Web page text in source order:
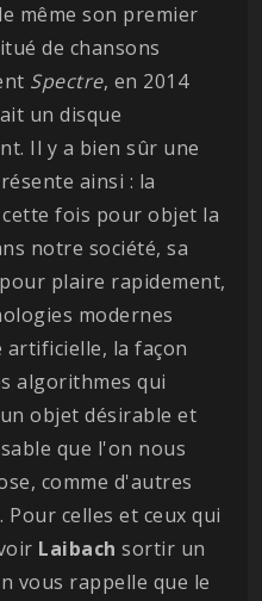
même son premier
de chansons
Spectre, en 2014
un disque
Il y a bien sûr une
ainsi : la
fois pour objet la
notre société, sa
plaire rapidement,
modernes
la façon
algorithmes qui
objet désirable et
que l'on nous
comme d'autres
Pour celles et ceux qui
Laibach sortir un
vous rappelle que le